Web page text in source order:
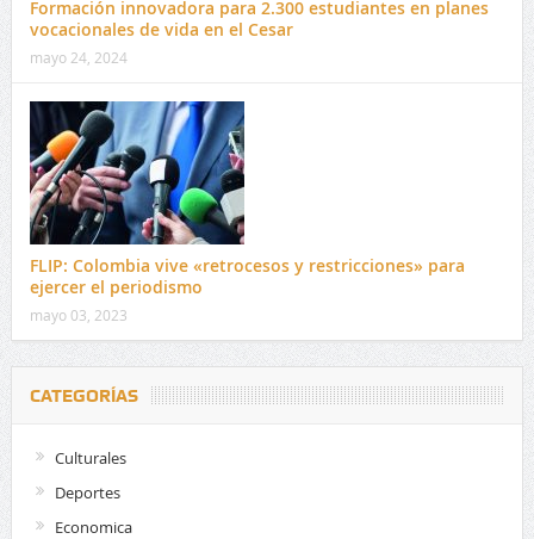
Formación innovadora para 2.300 estudiantes en planes
vocacionales de vida en el Cesar
mayo 24, 2024
FLIP: Colombia vive «retrocesos y restricciones» para
ejercer el periodismo
mayo 03, 2023
CATEGORÍAS
Culturales
Deportes
Economica